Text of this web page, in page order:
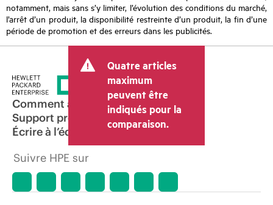
notamment, mais sans s’y limiter, l’évolution des conditions du marché,
l’arrêt d’un produit, la disponibilité restreinte d’un produit, la fin d’une
période de promotion et des erreurs dans les publicités.
Quatre articles
maximum
peuvent être
indiqués pour la
comparaison.
Comment acheter
Support produit
Écrire à l’équipe commerciale
Suivre HPE sur